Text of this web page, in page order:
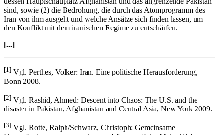
sind, sowie (2) die Bedrohung, die durch das Atomprogramm des
Iran von ihm ausgeht und welche Ansätze sich finden lassen, um
den Konflikt mit dem iranischen Regime zu entschärfen.
[...]
[1] Vgl. Perthes, Volker: Iran. Eine politische Herausforderung,
Bonn 2008.
[2] Vgl. Rashid, Ahmed: Descent into Chaos: The U.S. and the
disaster in Pakistan, Afghanistan and Central Asia, New York 2009.
[3] Vgl. Rotte, Ralph/Schwarz, Christoph: Gemeinsame